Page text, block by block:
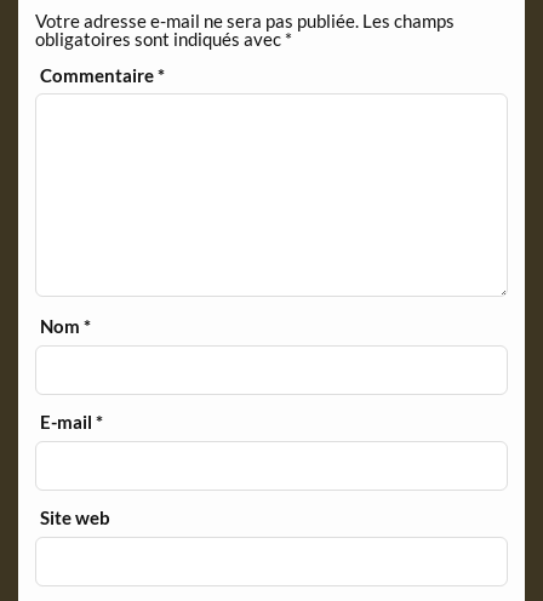
d
l
y
Votre adresse e-mail ne sera pas publiée. Les champs
obligatoires sont indiqués avec *
Commentaire*
Nom*
E-mail*
Site web